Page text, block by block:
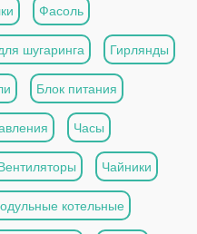
Фасоль
шугаринга Гирлянды
Блок питания
Часы
Чайники
котельные